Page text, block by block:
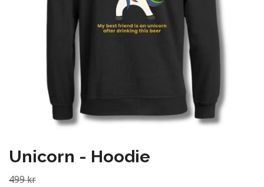
Unicorn - Hoodie
499 kr